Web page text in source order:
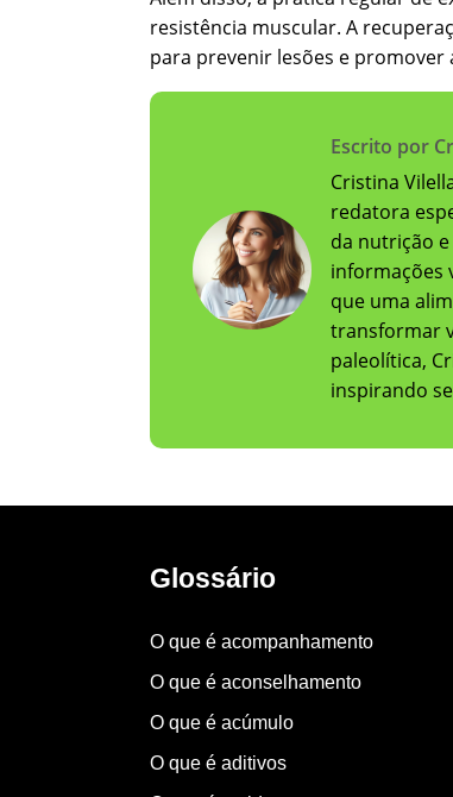
resistência muscular. A
para prevenir lesões e promover
Escrito por
Cristina
redatora
da nutrição
informações
que uma
transformar
paleolítica,
inspirando
Glossário
O que é acompanhamento
O que é aconselhamento
O que é acúmulo
O que é aditivos